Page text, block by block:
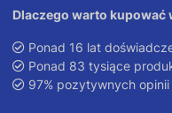
Dlaczego warto kupować
Ponad 16 lat
Ponad 83 tysiące
97% pozytywnych opinii